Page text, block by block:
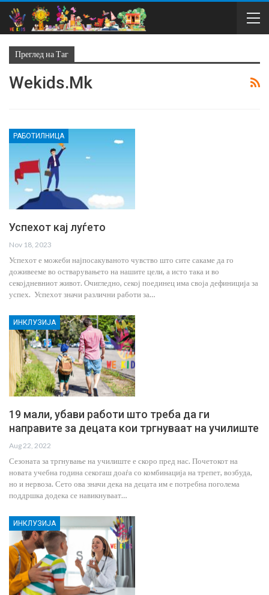
Преглед на Таг
Wekids.mk
РАБОТИЛНИЦА
Успехот кај луѓето
Nov 18, 2023
Успехот е можеби најпосакуваното чувство што сите сакаме да го
доживееме во остварувањето на нашите цели, а исто така и во
секојдневниот живот. Очигледно, секој поединец има своја дефиниција за
успех. Успехот значи различни работи за…
ИНКЛУЗИЈА
19 мали, убави работи што треба да ги
направите за децата кои тргнуваат на училиште
Aug 22, 2022
Сезоната за тргнување на училиште е скоро пред нас. Почетокот на
новата учебна година секогаш доаѓа со комбинација на трепет, возбуда,
но и нервоза. Сето ова значи дека на децата им е потребна поголема
поддршка додека се навикнуваат…
ИНКЛУЗИЈА